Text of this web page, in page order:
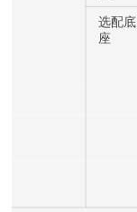
选配底
座